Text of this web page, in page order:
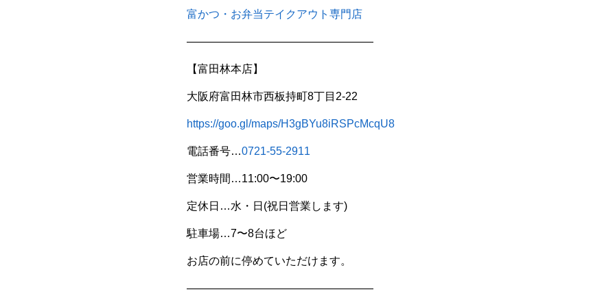
富かつ・お弁当テイクアウト専門店
—————————————————
【富田林本店】
大阪府富田林市西板持町8丁目2-22
https://goo.gl/maps/H3gBYu8iRSPcMcqU8
電話番号…0721-55-2911
営業時間…11:00〜19:00
定休日…水・日(祝日営業します)
駐車場…7〜8台ほど
お店の前に停めていただけます。
—————————————————